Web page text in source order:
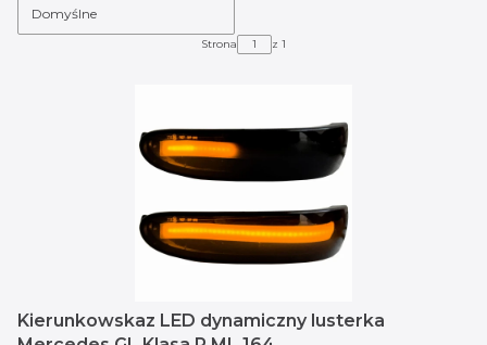
Domyślne
Strona z 1
Kierunkowskaz LED dynamiczny lusterka